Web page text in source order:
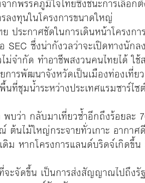
กพรรคภูมิใจไทยซึ่งชนะการเลือ
ลงทุนในโครงการขนาดใหญ่
ประกาศชัดในการเดินหน้าโครงก
SEC ซึ่งน่ากังวลว่าจะเปิดทางนัก
จำกัด ทำอาชีพสงวนคนไทยได้ ใช้
ารพัฒนาจังหวัดเป็นเมืองท่องเที่
ที่ชุมน้ำระหว่างประเทศแรมซาร์
บว่า กลับมาเที่ยวซ้ำอีกถึงร้อยละ
ต้นไม้ใหญ่กระจายทั่วเกาะ อากา
ม หากโครงการแลนด์บริดจ์เกิดขึ้
ะจัดขึ้น เป็นการส่งสัญญาณไปถึง